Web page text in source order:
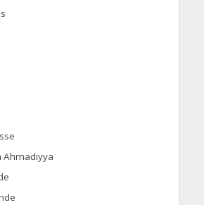
Ahmadiyya